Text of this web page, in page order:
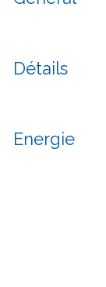
Détails
Energie